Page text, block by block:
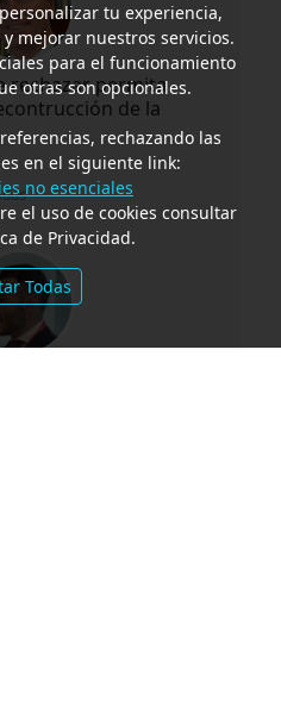
rechazar permita
de la
tu experiencia,
mejorar nuestros servicios.
para el funcionamiento
otras son opcionales.
rechazando las
en el siguiente link:
no esenciales
el uso de cookies consultar
de Privacidad.
Todas